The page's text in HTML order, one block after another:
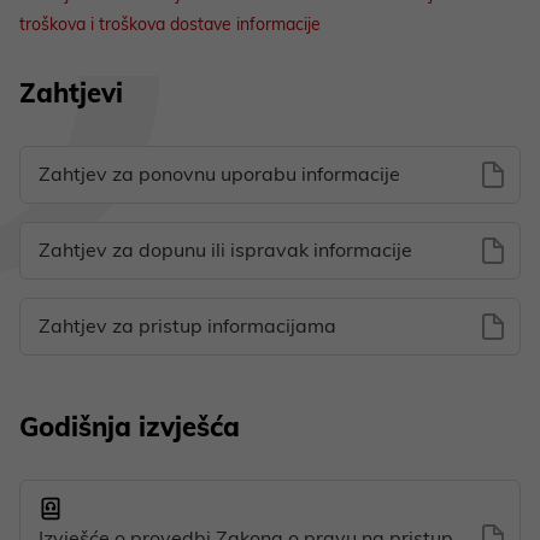
troškova i troškova dostave informacije
Zahtjevi
Zahtjev za ponovnu uporabu informacije
Zahtjev za dopunu ili ispravak informacije
Zahtjev za pristup informacijama
Godišnja izvješća